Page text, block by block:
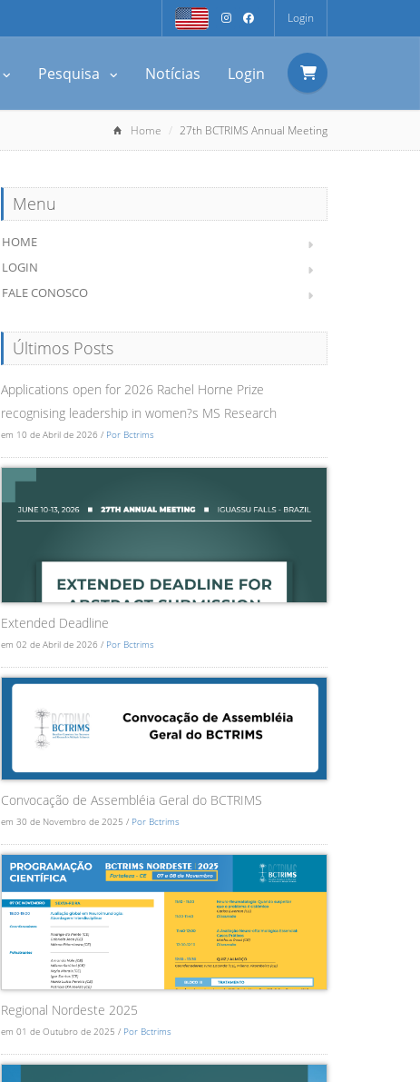
Login
Pesquisa Notícias Login
Home 27th BCTRIMS Annual Meeting
Menu
HOME
LOGIN
FALE CONOSCO
Últimos Posts
Applications open for 2026 Rachel Horne Prize
recognising leadership in women?s MS Research
em 10 de Abril de 2026 / Por Bctrims
Extended Deadline
em 02 de Abril de 2026 / Por Bctrims
Convocação de Assembléia Geral do BCTRIMS
em 30 de Novembro de 2025 / Por Bctrims
Regional Nordeste 2025
em 01 de Outubro de 2025 / Por Bctrims